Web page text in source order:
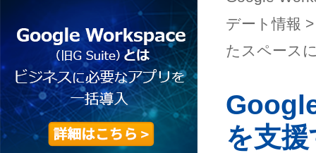
グループウェア
移行支援
Workspace
セキュリティ
対策サービス
デート情報
たスペース
を支